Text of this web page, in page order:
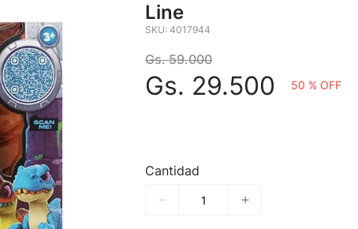
Line
SKU:4017944
Gs. 59.000
Gs. 29.500 50 % OFF
Cantidad